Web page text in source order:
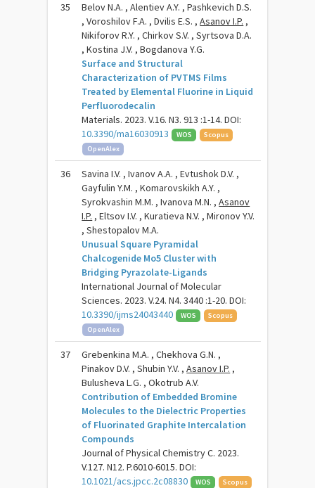
35
Belov N.A. , Alentiev A.Y. , Pashkevich D.S.
, Voroshilov F.A. , Dvilis E.S. ,Asanov I.P. ,
Nikiforov R.Y. , Chirkov S.V. , Syrtsova D.A.
, Kostina J.V. , Bogdanova Y.G.
Surface and Structural
Characterization of PVTMS Films
Treated by Elemental Fluorine in Liquid
Perfluorodecalin
Materials. 2023. V.16. N3. 913 :1-14. DOI:
10.3390/ma16030913
WOS
Scopus
OpenAlex
36
Savina I.V. , Ivanov A.A. , Evtushok D.V. ,
Gayfulin Y.M. , Komarovskikh A.Y. ,
Syrokvashin M.M. , Ivanova M.N. ,Asanov
I.P. , Eltsov I.V. , Kuratieva N.V. , Mironov Y.V.
, Shestopalov M.A.
Unusual Square Pyramidal
Chalcogenide Mo5 Cluster with
Bridging Pyrazolate-Ligands
International Journal of Molecular
Sciences. 2023. V.24. N4. 3440 :1-20. DOI:
10.3390/ijms24043440
WOS
Scopus
OpenAlex
37
Grebenkina M.A. , Chekhova G.N. ,
Pinakov D.V. , Shubin Y.V. ,Asanov I.P. ,
Bulusheva L.G. , Okotrub A.V.
Contribution of Embedded Bromine
Molecules to the Dielectric Properties
of Fluorinated Graphite Intercalation
Compounds
Journal of Physical Chemistry C. 2023.
V.127. N12. P.6010-6015. DOI:
10.1021/acs.jpcc.2c08830
WOS
Scopus